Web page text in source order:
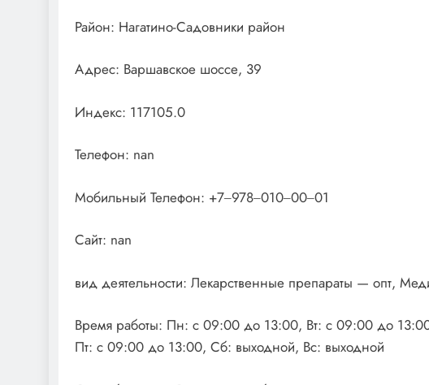
Район: Нагатино-Садовники район
Адрес: Варшавское шоссе, 39
Индекс: 117105.0
Телефон: nan
Мобильный Телефон: +7‒978‒010‒00‒01
Сайт: nan
вид деятельности: Лекарственные препараты — опт,
Время работы: Пн: с 09:00 до 13:00, Вт: с 09:00 до
Пт: с 09:00 до 13:00, Сб: выходной, Вс: выходной